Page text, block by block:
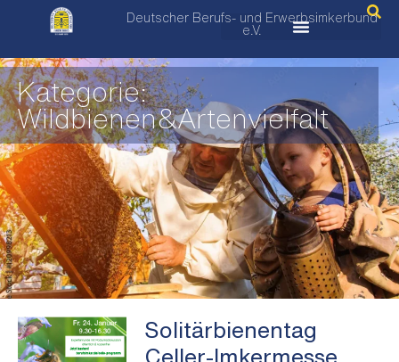
Deutscher Berufs- und Erwerbsimkerbund
e.V.
Kategorie:
Wildbienen&Artenvielfalt
Solitärbienentag
Celler-Imkermesse